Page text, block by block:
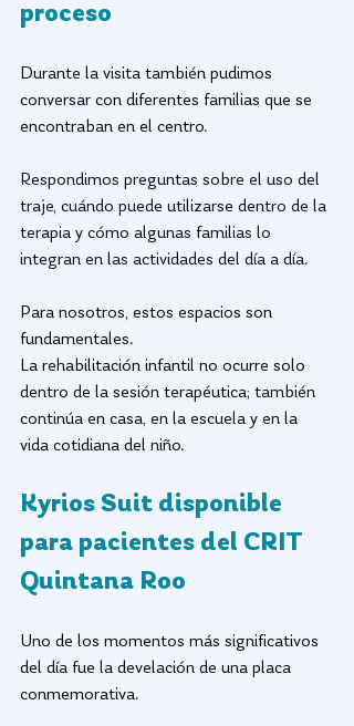
proceso
Durante la visita también pudimos
conversar con diferentes familias que se
encontraban en el centro.
Respondimos preguntas sobre el uso del
traje, cuándo puede utilizarse dentro de la
terapia y cómo algunas familias lo
integran en las actividades del día a día.
Para nosotros, estos espacios son
fundamentales.
La rehabilitación infantil no ocurre solo
dentro de la sesión terapéutica; también
continúa en casa, en la escuela y en la
vida cotidiana del niño.
Kyrios Suit disponible
para pacientes del CRIT
Quintana Roo
Uno de los momentos más significativos
del día fue la develación de una placa
conmemorativa.